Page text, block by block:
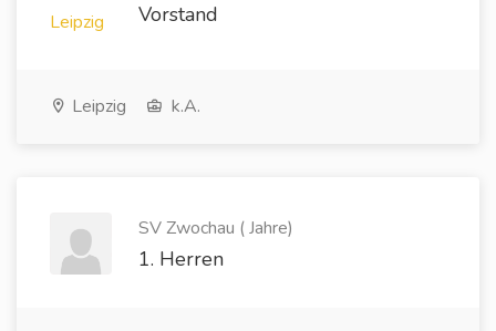
Vorstand
Leipzig k.A.
SV Zwochau ( Jahre)
1. Herren